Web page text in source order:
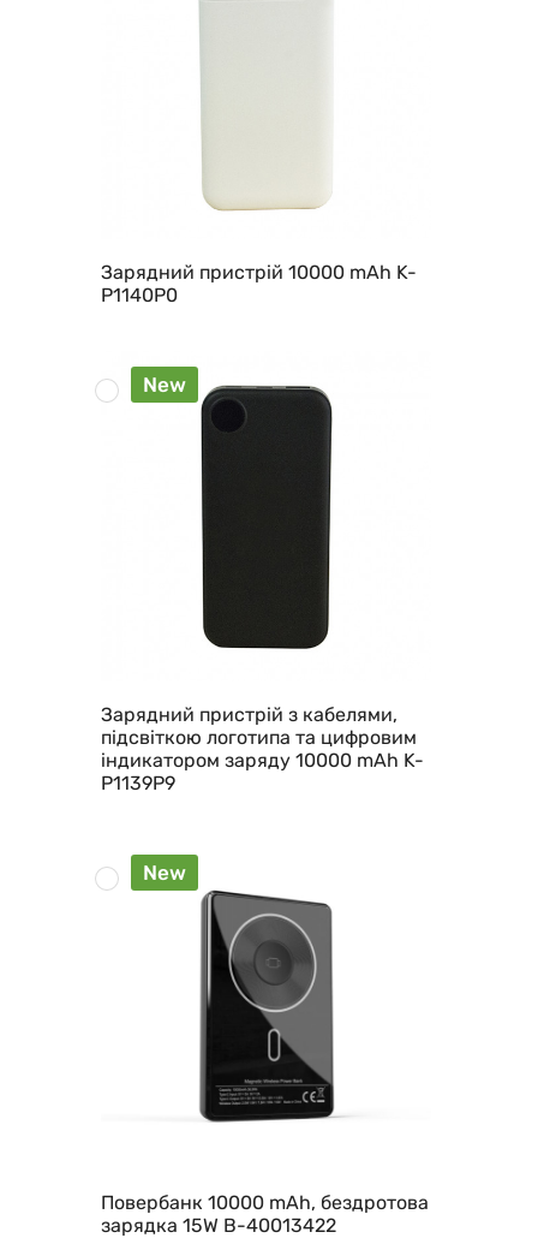
Зарядний пристрій 10000 mAh K-
P1140P0
New
Зарядний пристрій з кабелями,
підсвіткою логотипа та цифровим
індикатором заряду 10000 mAh K-
P1139P9
New
Повербанк 10000 mAh, бездротова
зарядка 15W B-40013422